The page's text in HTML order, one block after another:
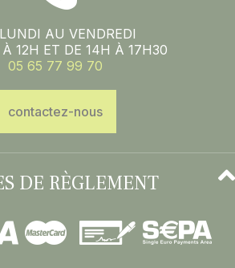
AU VENDREDI
12H ET DE 14H À 17H30
05 65 77 99 70
contactez-nous
DE RÈGLEMENT